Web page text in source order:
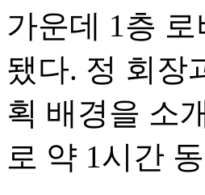
가운데 1층
됐다. 정 회장
획 배경을 소
로 약 1시간